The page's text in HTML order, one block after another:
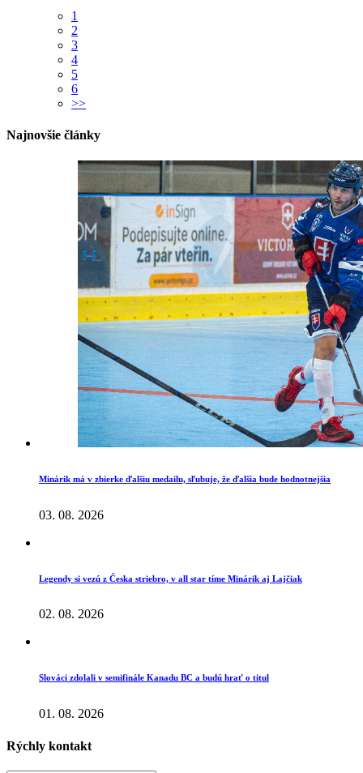
1
2
3
4
5
6
>>
Najnovšie články
Minárik má v zbierke ďalšiu medailu, sľubuje, že ďalšia bude hodnotnejšia
03. 08. 2026
Legendy si vezú z Česka striebro, v all star tíme Minárik aj Lajčiak
02. 08. 2026
Slováci zdolali v semifinále Kanadu BC a budú hrať o titul
01. 08. 2026
Rýchly kontakt